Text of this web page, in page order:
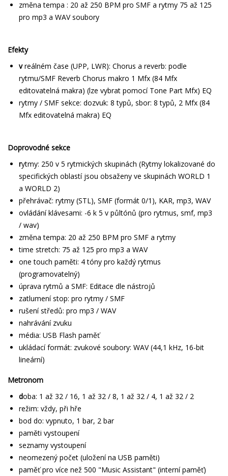
změna tempa : 20 až 250 BPM pro SMF a rytmy 75 až 125
pro mp3 a WAV soubory
Efekty
vreálném čase (UPP, LWR): Chorus a reverb: podle
rytmu/SMF Reverb Chorus makro 1 Mfx (84 Mfx
editovatelná makra) (lze vybrat pomocí Tone Part Mfx) EQ
rytmy / SMF sekce: dozvuk: 8 typů, sbor: 8 typů, 2 Mfx (84
Mfx editovatelná makra) EQ
Doprovodné sekce
rytmy: 250 v 5 rytmických skupinách (Rytmy lokalizované do
specifických oblastí jsou obsaženy ve skupinách WORLD 1
a WORLD 2)
přehrávač: rytmy (STL), SMF (formát 0/1), KAR, mp3, WAV
ovládání klávesami: -6 k 5 v půltónů (pro rytmus, smf, mp3
/ wav)
změna tempa: 20 až 250 BPM pro SMF a rytmy
time stretch: 75 až 125 pro mp3 a WAV
one touch paměti: 4 tóny pro každý rytmus
(programovatelný)
úprava rytmů a SMF: Editace dle nástrojů
zatlumení stop: pro rytmy / SMF
rušení středů: pro mp3 / WAV
nahrávání zvuku
média: USB Flash paměť
ukládací formát: zvukové soubory: WAV (44,1 kHz, 16-bit
lineární)
Metronom
doba: 1 až 32 / 16, 1 až 32 / 8, 1 až 32 / 4, 1 až 32 / 2
režim: vždy, při hře
bod do: vypnuto, 1 bar, 2 bar
paměti vystoupení
seznamy vystoupení
neomezený počet (uložení na USB paměti)
paměť pro více než 500 "Music Assistant" (interní paměť)